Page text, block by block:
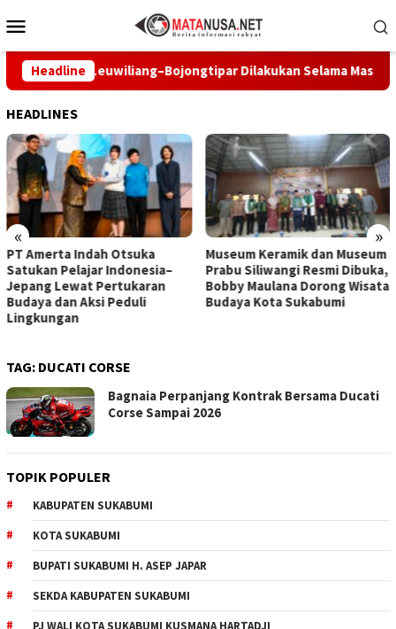
ke
Mobile
Headline
Jalan Leuwiliang–Bojongtipar Dilakukan Selama Masa
HEADLINES
« »
PT Amerta Indah Otsuka
Satukan Pelajar Indonesia–
Jepang Lewat Pertukaran
Budaya dan Aksi Peduli
Lingkungan
Museum Keramik dan Museum
Prabu Siliwangi Resmi Dibuka,
Bobby Maulana Dorong Wisata
Budaya Kota Sukabumi
TAG: DUCATI CORSE
Bagnaia Perpanjang Kontrak Bersama Ducati
Corse Sampai 2026
TOPIK POPULER
KABUPATEN SUKABUMI
KOTA SUKABUMI
BUPATI SUKABUMI H. ASEP JAPAR
SEKDA KABUPATEN SUKABUMI